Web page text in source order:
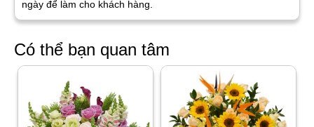
ngày để làm cho khách hàng.
Có thể bạn quan tâm